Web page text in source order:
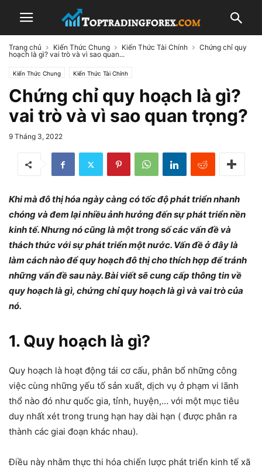
Trang chủ Kiến Thức Chung Kiến Thức Tài Chính
Chứng chỉ quy
hoạch là gì? vai trò và vì sao quan...
Kiến Thức Chung Kiến Thức Tài Chính
Chứng chỉ quy hoạch là gì?
vai trò và vì sao quan trọng?
9 Tháng 3, 2022
Khi mà đô thị hóa ngày càng có tốc độ phát triển nhanh
chóng và đem lại nhiều ảnh hưởng đến sự phát triển nền
kinh tế. Nhưng nó cũng là một trong số các vấn đề và
thách thức với sự phát triển một nước. Vấn đề ở đây là
làm cách nào để quy hoạch đô thị cho thích hợp để tránh
những vấn đề sau này. Bài viết sẽ cung cấp thông tin về
quy hoạch là gì, chứng chỉ quy hoạch là gì và vai trò của
nó.
1. Quy hoạch là gì?
Quy hoạch là hoạt động tái cơ cấu, phân bổ những công
việc cùng những yếu tố sản xuất, dịch vụ ở phạm vi lãnh
thổ nào đó như quốc gia, tỉnh, huyện,… với một mục tiêu
duy nhất xét trong trung hạn hay dài hạn ( được phân ra
thành các giai đoạn khác nhau).
Điều này nhằm thực thi hóa chiến lược phát triển kinh tế xã